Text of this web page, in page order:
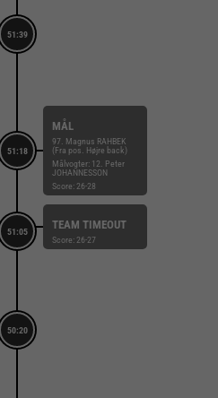
51:39
51:18
MÅL
97. Magnus RAHBEK
(Fra pos. Højre back)
Målvogter: 12. Peter
JOHANNESSON
Score: 26-28
51:05
TEAM TIMEOUT
Score: 26-27
50:20